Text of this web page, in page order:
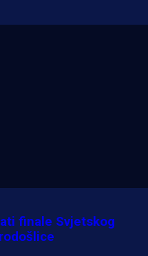
finale Svjetskog